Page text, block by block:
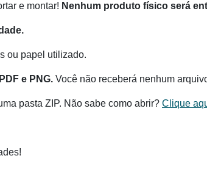
e montar! Nenhum produto físico será
ou papel utilizado.
e PNG. Você não receberá nenhum
pasta ZIP. Não sabe como abrir? Clique